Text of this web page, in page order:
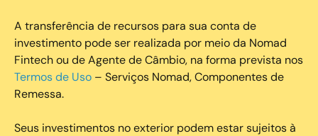
A transferência de recursos para sua conta de
investimento pode ser realizada por meio da Nomad
Fintech ou de Agente de Câmbio, na forma prevista nos
Termos de Uso – Serviços Nomad, Componentes de
Remessa.
Seus investimentos no exterior podem estar sujeitos à